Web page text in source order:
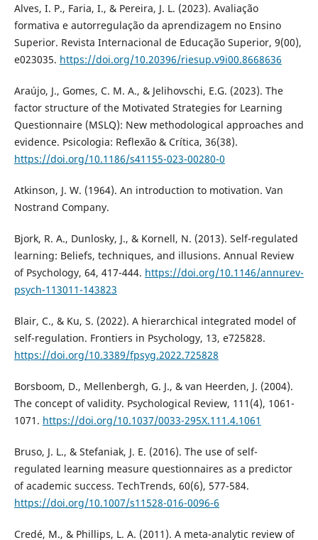
Alves, I. P., Faria, I., & Pereira, J. L. (2023). Avaliação
formativa e autorregulação da aprendizagem no Ensino
Superior. Revista Internacional de Educação Superior, 9(00),
e023035. https://doi.org/10.20396/riesup.v9i00.8668636
Araújo, J., Gomes, C. M. A., & Jelihovschi, E.G. (2023). The
factor structure of the Motivated Strategies for Learning
Questionnaire (MSLQ): New methodological approaches and
evidence. Psicologia: Reflexão & Crítica, 36(38).
https://doi.org/10.1186/s41155-023-00280-0
Atkinson, J. W. (1964). An introduction to motivation. Van
Nostrand Company.
Bjork, R. A., Dunlosky, J., & Kornell, N. (2013). Self-regulated
learning: Beliefs, techniques, and illusions. Annual Review
of Psychology, 64, 417-444. https://doi.org/10.1146/annurev-
psych-113011-143823
Blair, C., & Ku, S. (2022). A hierarchical integrated model of
self-regulation. Frontiers in Psychology, 13, e725828.
https://doi.org/10.3389/fpsyg.2022.725828
Borsboom, D., Mellenbergh, G. J., & van Heerden, J. (2004).
The concept of validity. Psychological Review, 111(4), 1061-
1071. https://doi.org/10.1037/0033-295X.111.4.1061
Bruso, J. L., & Stefaniak, J. E. (2016). The use of self-
regulated learning measure questionnaires as a predictor
of academic success. TechTrends, 60(6), 577-584.
https://doi.org/10.1007/s11528-016-0096-6
Credé, M., & Phillips, L. A. (2011). A meta-analytic review of